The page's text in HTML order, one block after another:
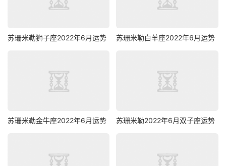
苏珊米勒狮子座2022年6月运势 苏珊米勒白羊座2022年6月运势
苏珊米勒金牛座2022年6月运势 苏珊米勒2022年6月双子座运势